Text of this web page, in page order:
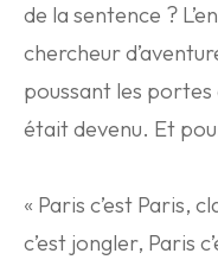
de la sentence ?
chercheur
poussant les portes
était devenu. Et
« Paris c’est Paris,
c’est jongler, Paris